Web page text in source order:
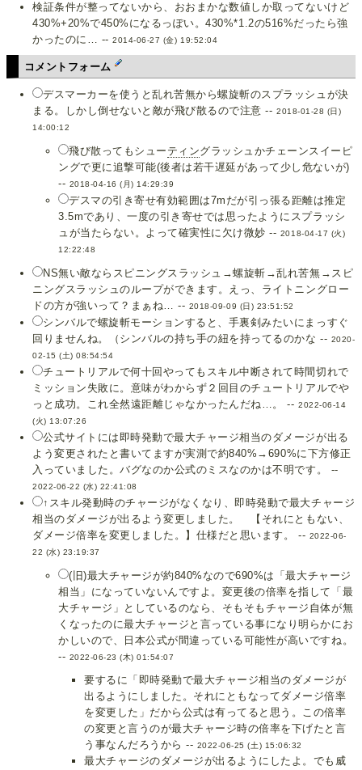
検証条件が整ってないから、おおまかな数値しか取ってないけど
430%+20%で450%になるっぽい。430%*1.2の516%だったら強
かったのに… --2014-06-27 (金) 19:52:04
コメントフォーム
デスマーカーを使うと乱れ苦無から螺旋斬のスプラッシュが決
まる。しかし倒せないと敵が飛び散るので注意 --2018-01-28 (日)
14:00:12
飛び散ってもシュー ティングラッシュかチェーンスイーピ
ングで更に追撃可能(後者は若干遅延があって少し危ないが)
-- 2018-04-16 (月) 14:29:39
デスマの引き寄せ有効範囲は7mだが引っ張る距離は推定
3.5mであり、一度の引き寄せでは思ったようにスプラッシ
ュが当たらない。よって確実性に欠け微妙 -- 2018-04-17 (火)
12:22:48
NS無い敵ならスピニングスラッシュ→螺旋斬→乱れ苦無→スピ
ニングスラッシュのループができます。えっ、ライトニングロー
ドの方が強いって？まぁね… -- 2018-09-09 (日) 23:51:52
シンバルで螺旋斬モーションすると、手裏剣みたいにまっすぐ
回りませんね。（シンバルの持ち手の紐を持ってるのかな -- 2020-
02-15 (土) 08:54:54
チュートリアルで何十回やってもスキル中断されて時間切れで
ミッション失敗に。意味がわからず２回目のチュートリアルでや
っと成功。これ全然遠距離じゃなかったんだね…。 --2022-06-14
(火) 13:07:26
公式サイトには即時発動で最大チャージ相当のダメージが出る
よう変更されたと書いてますが実測で約840%→690%に下方修正
入っていました。バグなのか公式のミスなのかは不明です。 --
2022-06-22 (水) 22:41:08
↑スキル発動時のチャージがなくなり、即時発動で最大チャージ
相当のダメージが出るよう変更しました。 【それにともない、
ダメージ倍率を変更しました。】仕様だと思います。 -- 2022-06-
22 (水) 23:19:37
(旧)最大チャージが約840%なので690%は「最大チャージ
相当」になっていないんですよ。変更後の倍率を指して「最
大チャージ」としているのなら、そもそもチャージ自体が無
くなったのに最大チャージと言っている事になり明らかにお
かしいので、日本公式が間違っている可能性が高いですね。
-- 2022-06-23 (木) 01:54:07
要するに「即時発動で最大チャージ相当のダメージが
出るようにしました。それにともなってダメージ倍率
を変更した」だから公式は有ってると思う。この倍率
の変更と言うのが最大チャージ時の倍率を下げたと言
う事なんだろうから -- 2022-06-25 (土) 15:06:32
最大チャージのダメージが出るようにしたよ。でも威